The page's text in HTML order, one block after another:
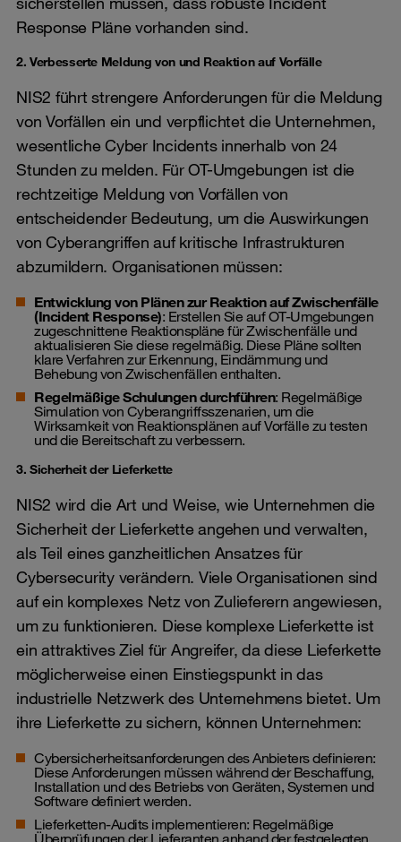
Response Pläne vorhanden sind.
2. Verbesserte Meldung von und Reaktion auf Vorfälle
NIS2 führt strengere Anforderungen für die Meldung
von Vorfällen ein und verpflichtet die Unternehmen,
wesentliche Cyber Incidents innerhalb von 24
Stunden zu melden. Für OT-Umgebungen ist die
rechtzeitige Meldung von Vorfällen von
entscheidender Bedeutung, um die Auswirkungen
von Cyberangriffen auf kritische Infrastrukturen
abzumildern. Organisationen müssen:
Entwicklung von Plänen zur Reaktion auf Zwischenfälle
(Incident Response): Erstellen Sie auf OT-Umgebungen
zugeschnittene Reaktionspläne für Zwischenfälle und
aktualisieren Sie diese regelmäßig. Diese Pläne sollten
klare Verfahren zur Erkennung, Eindämmung und
Behebung von Zwischenfällen enthalten.
Regelmäßige Schulungen durchführen: Regelmäßige
Simulation von Cyberangriffsszenarien, um die
Wirksamkeit von Reaktionsplänen auf Vorfälle zu testen
und die Bereitschaft zu verbessern.
3. Sicherheit der Lieferkette
NIS2 wird die Art und Weise, wie Unternehmen die
Sicherheit der Lieferkette angehen und verwalten,
als Teil eines ganzheitlichen Ansatzes für
Cybersecurity verändern. Viele Organisationen sind
auf ein komplexes Netz von Zulieferern angewiesen,
um zu funktionieren. Diese komplexe Lieferkette ist
ein attraktives Ziel für Angreifer, da diese Lieferkette
möglicherweise einen Einstiegspunkt in das
industrielle Netzwerk des Unternehmens bietet. Um
ihre Lieferkette zu sichern, können Unternehmen:
Cybersicherheitsanforderungen des Anbieters definieren:
Diese Anforderungen müssen während der Beschaffung,
Installation und des Betriebs von Geräten, Systemen und
Software definiert werden.
Lieferketten-Audits implementieren: Regelmäßige
Überprüfungen der Lieferanten anhand der festgelegten